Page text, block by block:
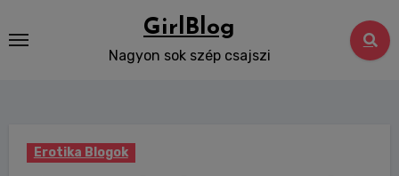
to
GirlBlog
Nagyon sok szép csajszi
Erotika Blogok